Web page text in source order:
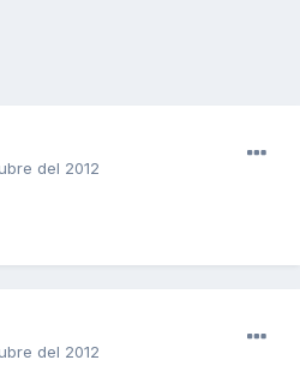
del 2012
del 2012